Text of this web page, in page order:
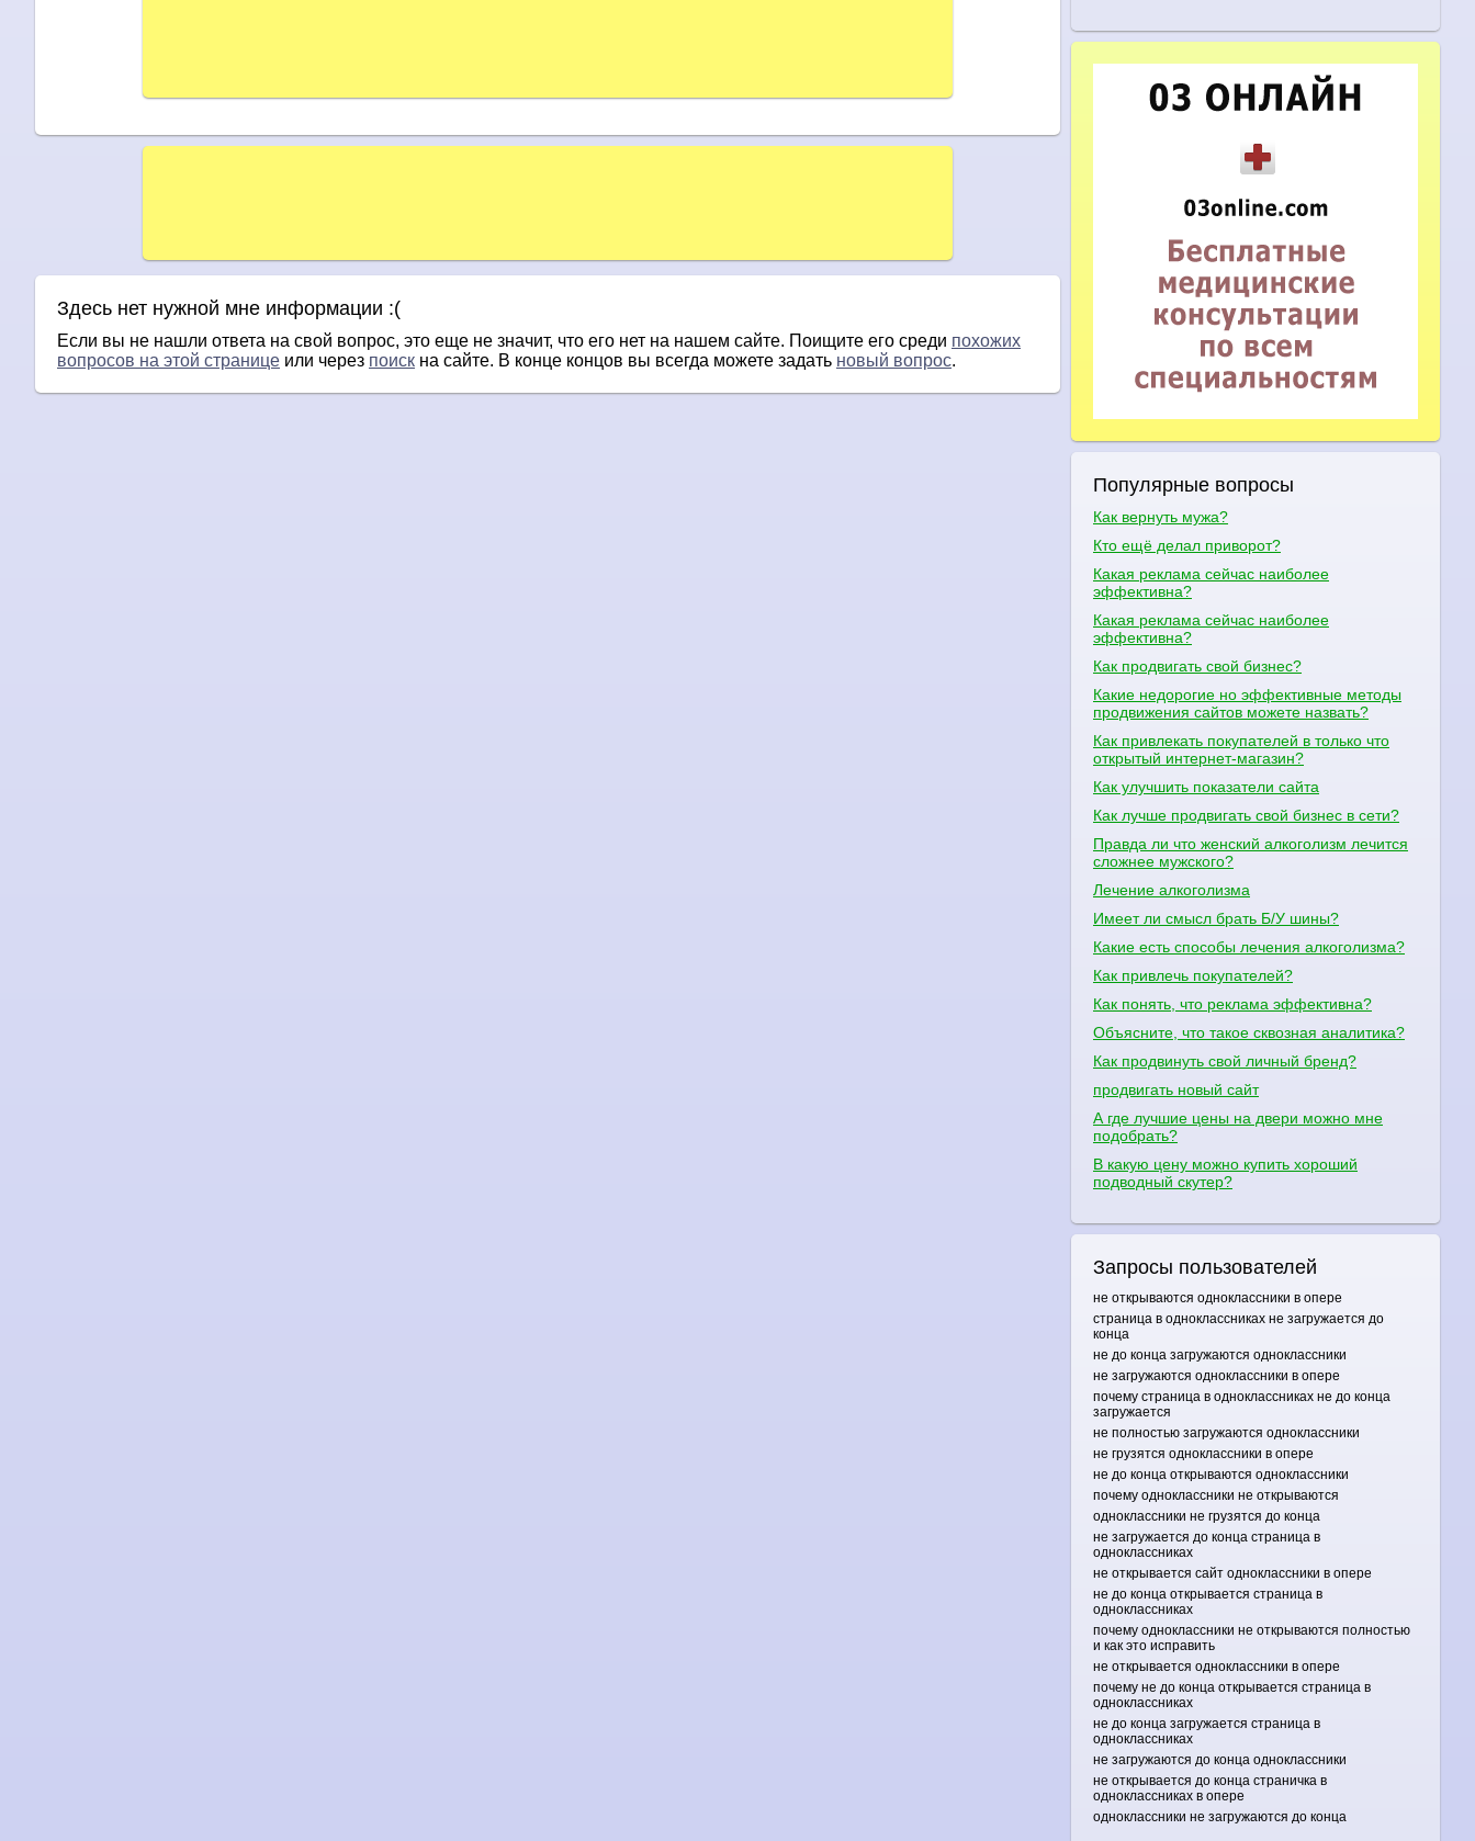
Здесь нет нужной мне информации :(
Если вы не нашли ответа на свой вопрос, это еще не значит, что его нет на нашем сайте. Поищите его среди похожих
вопросов на этой странице или через поиск на сайте. В конце концов вы всегда можете задать новый вопрос.
Популярные вопросы
Как вернуть мужа?
Кто ещё делал приворот?
Какая реклама сейчас наиболее
эффективна?
Какая реклама сейчас наиболее
эффективна?
Как продвигать свой бизнес?
Какие недорогие но эффективные методы
продвижения сайтов можете назвать?
Как привлекать покупателей в только что
открытый интернет-магазин?
Как улучшить показатели сайта
Как лучше продвигать свой бизнес в сети?
Правда ли что женский алкоголизм лечится
сложнее мужского?
Лечение алкоголизма
Имеет ли смысл брать Б/У шины?
Какие есть способы лечения алкоголизма?
Как привлечь покупателей?
Как понять, что реклама эффективна?
Объясните, что такое сквозная аналитика?
Как продвинуть свой личный бренд?
продвигать новый сайт
А где лучшие цены на двери можно мне
подобрать?
В какую цену можно купить хороший
подводный скутер?
Запросы пользователей
не открываются одноклассники в опере
страница в одноклассниках не загружается до
конца
не до конца загружаются одноклассники
не загружаются одноклассники в опере
почему страница в одноклассниках не до конца
загружается
не полностью загружаются одноклассники
не грузятся одноклассники в опере
не до конца открываются одноклассники
почему одноклассники не открываются
одноклассники не грузятся до конца
не загружается до конца страница в
одноклассниках
не открывается сайт одноклассники в опере
не до конца открывается страница в
одноклассниках
почему одноклассники не открываются полностью
и как это исправить
не открывается одноклассники в опере
почему не до конца открывается страница в
одноклассниках
не до конца загружается страница в
одноклассниках
не загружаются до конца одноклассники
не открывается до конца страничка в
одноклассниках в опере
одноклассники не загружаются до конца